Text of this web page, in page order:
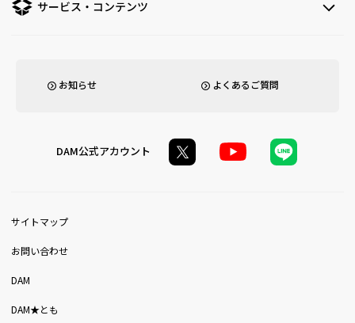
サービス・コンテンツ
お知らせ よくあるご質問
DAM公式アカウント
サイトマップ
お問い合わせ
DAM
DAM★とも